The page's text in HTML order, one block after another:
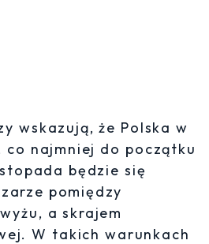
wskazują, że Polska w
co najmniej do początku
będzie się
pomiędzy
a skrajem
W takich warunkach